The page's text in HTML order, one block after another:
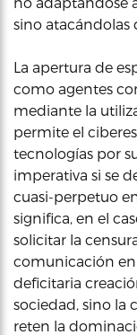
sino atacándolas
La apertura de
como agentes
mediante la
permite el
tecnologías por
imperativa si se
cuasi-perpetuo
significa, en el
solicitar la
comunicación
deficitaria
sociedad, sino la
reten la